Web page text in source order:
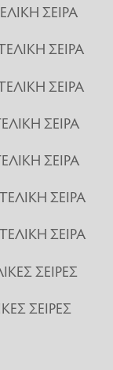
ΣΕΙΡΑ
ΣΕΙΡΑ
ΣΕΙΡΑ
ΣΕΙΡΑ
ΣΕΙΡΑ
ΣΕΙΡΑ
ΣΕΙΡΑ
ΣΕΙΡΕΣ
ΣΕΙΡΕΣ